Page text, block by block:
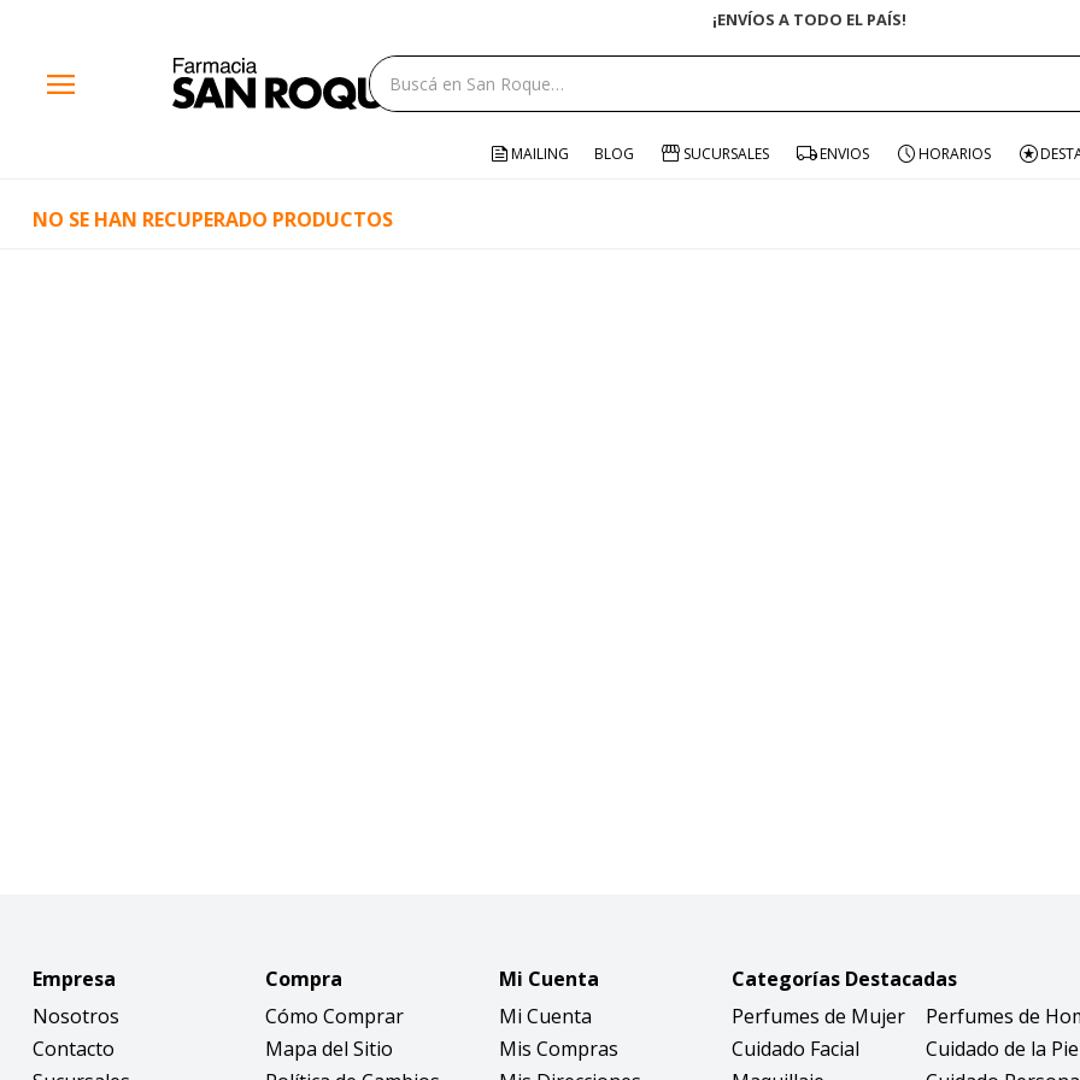
¡ENVÍOS A TODO EL PAÍS!
menu
MAILING BLOG SUCURSALES ENVIOS HORARIOS
NO SE HAN RECUPERADO PRODUCTOS
Empresa
Nosotros
Contacto
Compra
Cómo Comprar
Mapa del Sitio
Mi Cuenta
Mi Cuenta
Mis Compras
Categorías Destacadas
Perfumes de Mujer
Perfumes de
Cuidado Facial
Cuidado de la
close
storefront
help